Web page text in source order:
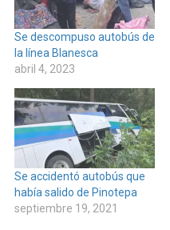
Se descompuso autobús de
la línea Blanesca
abril 4, 2023
Se accidentó autobús que
había salido de Pinotepa
septiembre 19, 2021